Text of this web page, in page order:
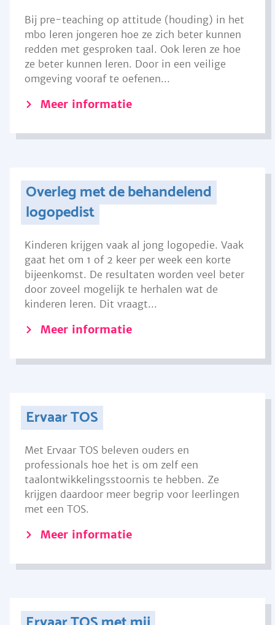
Bij pre-teaching op attitude (houding) in het
mbo leren jongeren hoe ze zich beter kunnen
redden met gesproken taal. Ook leren ze hoe
ze beter kunnen leren. Door in een veilige
omgeving vooraf te oefenen...
Meer informatie
Overleg met de behandelend
logopedist
Kinderen krijgen vaak al jong logopedie. Vaak
gaat het om 1 of 2 keer per week een korte
bijeenkomst. De resultaten worden veel beter
door zoveel mogelijk te herhalen wat de
kinderen leren. Dit vraagt...
Meer informatie
Ervaar TOS
Met Ervaar TOS beleven ouders en
professionals hoe het is om zelf een
taalontwikkelingsstoornis te hebben. Ze
krijgen daardoor meer begrip voor leerlingen
met een TOS.
Meer informatie